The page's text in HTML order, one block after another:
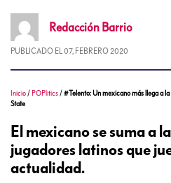
Redacción Barrio
PUBLICADO EL 07, FEBRERO 2020
Inicio / POPlitics /#Telento: Un mexicano más llega a
State
El mexicano se suma a
jugadores latinos que
actualidad.